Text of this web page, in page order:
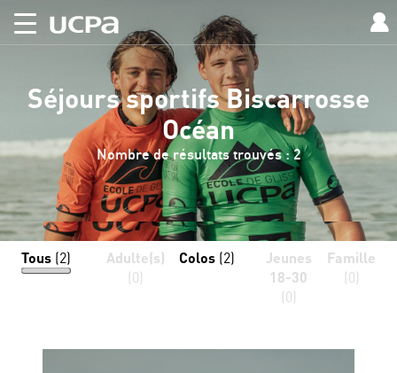
Séjours sportifs Biscarrosse
Océan
Nombre de résultats trouvés : 2
Tous (2)
Adulte(s)
(0)
Colos (2)
Jeunes
18-30
(0)
Famille
(0)